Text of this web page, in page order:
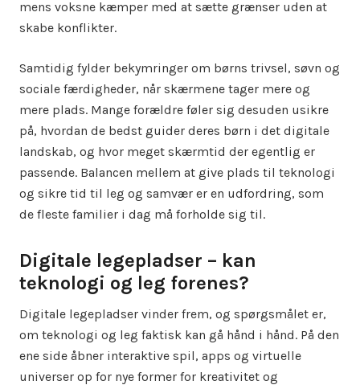
mens voksne kæmper med at sætte grænser uden at
skabe konflikter.
Samtidig fylder bekymringer om børns trivsel, søvn og
sociale færdigheder, når skærmene tager mere og
mere plads. Mange forældre føler sig desuden usikre
på, hvordan de bedst guider deres børn i det digitale
landskab, og hvor meget skærmtid der egentlig er
passende. Balancen mellem at give plads til teknologi
og sikre tid til leg og samvær er en udfordring, som
de fleste familier i dag må forholde sig til.
Digitale legepladser – kan
teknologi og leg forenes?
Digitale legepladser vinder frem, og spørgsmålet er,
om teknologi og leg faktisk kan gå hånd i hånd. På den
ene side åbner interaktive spil, apps og virtuelle
universer op for nye former for kreativitet og